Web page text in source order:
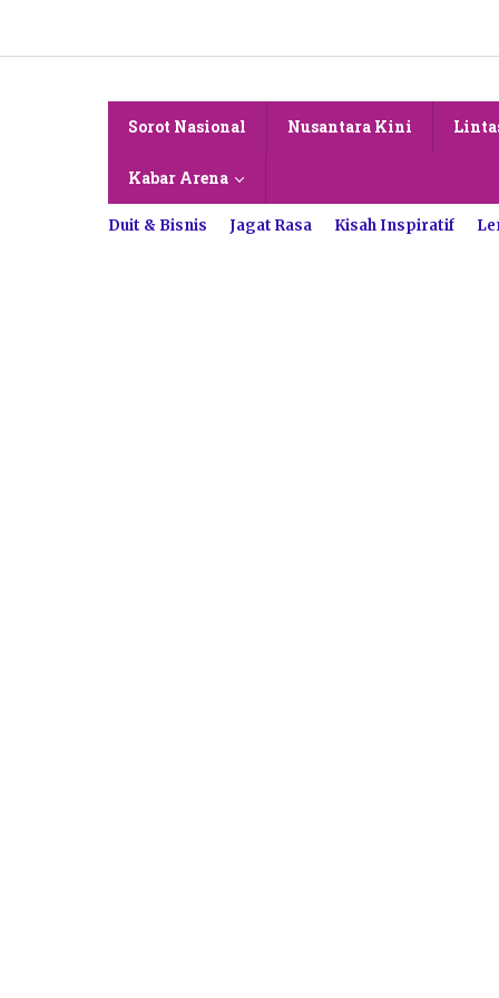
konten
Sorot Nasional Nusantara Kini
Kabar Arena
Duit & Bisnis Jagat Rasa Kisah Inspiratif